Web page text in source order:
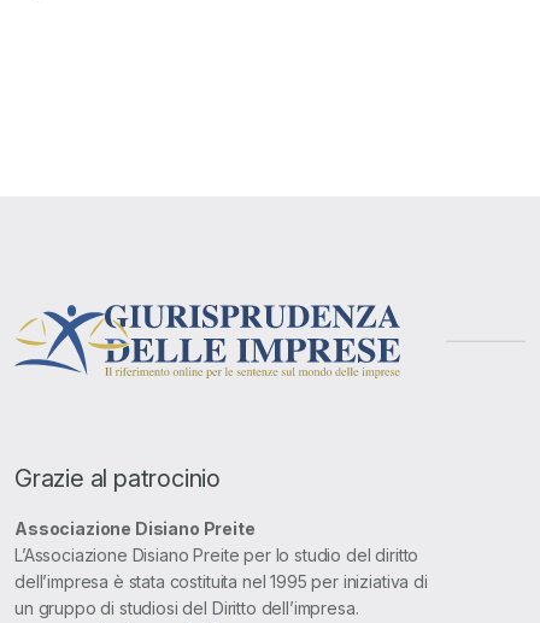
Grazie al patrocinio
Associazione Disiano Preite
L’Associazione Disiano Preite per lo studio del diritto
dell’impresa è stata costituita nel 1995 per iniziativa di
un gruppo di studiosi del Diritto dell’impresa.